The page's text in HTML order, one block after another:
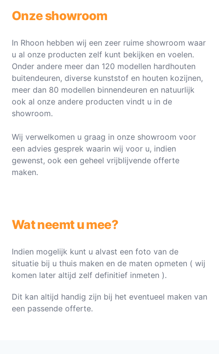
Onze showroom
In Rhoon hebben wij een zeer ruime showroom waar
u al onze producten zelf kunt bekijken en voelen.
Onder andere meer dan 120 modellen hardhouten
buitendeuren, diverse kunststof en houten kozijnen,
meer dan 80 modellen binnendeuren en natuurlijk
ook al onze andere producten vindt u in de
showroom.
Wij verwelkomen u graag in onze showroom voor
een advies gesprek waarin wij voor u, indien
gewenst, ook een geheel vrijblijvende offerte
maken.
Wat neemt u mee?
Indien mogelijk kunt u alvast een foto van de
situatie bij u thuis maken en de maten opmeten ( wij
komen later altijd zelf definitief inmeten ).
Dit kan altijd handig zijn bij het eventueel maken van
een passende offerte.